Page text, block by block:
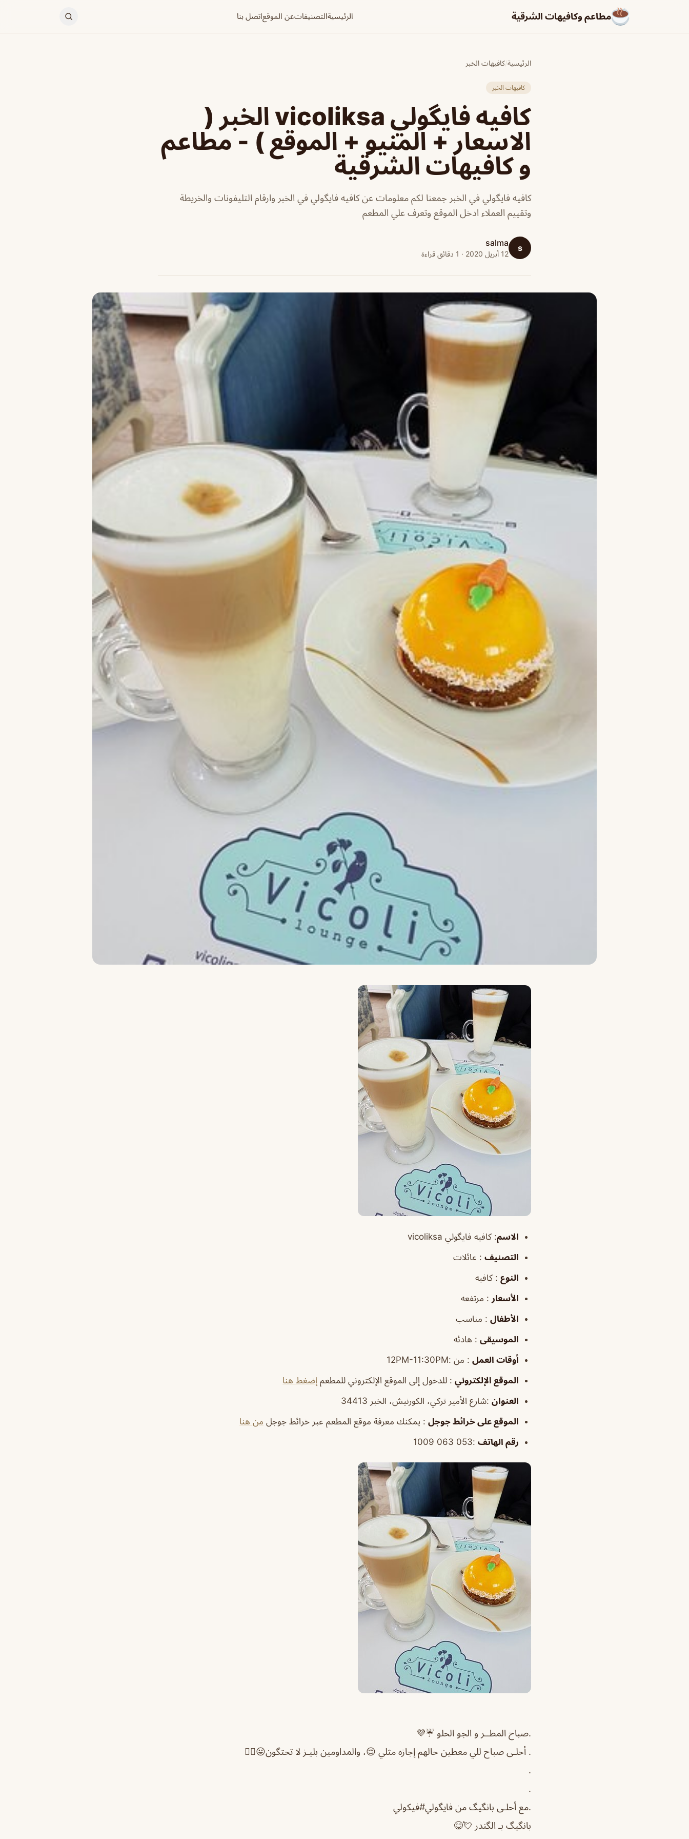
مطاعم وكافيهات الشرقية الرئيسيةالتصنيفاتعن الموقعاتصل بنا
الرئيسية/كافيهات الخبر
كافيهات الخبر
كافيه فايگولي vicoliksa الخبر (
الاسعار + المنيو + الموقع ) - مطاعم
و كافيهات الشرقية
كافيه فايگولي في الخبر جمعنا لكم معلومات عن كافيه فايگولي في الخبر وارقام التليفونات والخريطة
وتقييم العملاء ادخل الموقع وتعرف علي المطعم
s
salma
12 أبريل 2020 · 1 دقائق قراءة
الاسم: كافيه فايگولي vicoliksa
التصنيف : عائلات
النوع : كافيه
الأسعار : مرتفعه
الأطفال : مناسب
الموسيقى : هادئه
أوقات العمل : من :12PM-11:30PM
الموقع الإلكتروني : للدخول إلى الموقع الإلكتروني للمطعم إضغط هنا
العنوان :شارع الأمير تركي، الكورنيش، الخبر 34413
الموقع على خرائط جوجل : يمكنك معرفة موقع المطعم عبر خرائط جوجل من هنا
رقم الهاتف :053 063 1009
.صباح المطــر و الجو الحلو ☔️💜
. أحلـى صباح للي معطين حالهم إجازه مثلي 😌، والمداومين بليـز لا تحتگون😛✋🏻
.
.
.مع أحلـى بانگيگ من فايگولي#فيكولي
بانگيگ بـ الگندر 💘😋